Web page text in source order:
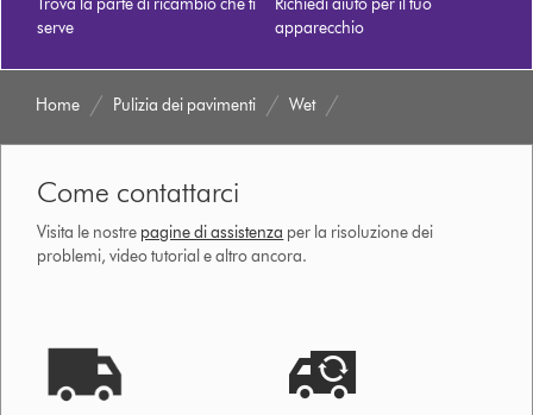
serve
apparecchio
Home Pulizia dei pavimenti Wet
Come contattarci
Visita le nostre pagine di assistenza per la risoluzione dei
problemi, video tutorial e altro ancora.